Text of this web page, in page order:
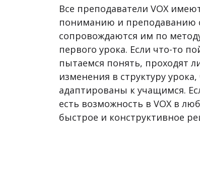
Все преподаватели VOX
пониманию и преподаванию
сопровождаются им по
первого урока. Если что-то
пытаемся понять, проходят
изменения в структуру
адаптированы к учащимся.
есть возможность в VOX в
быстрое и конструктивное